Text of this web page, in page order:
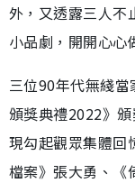
外，又透露三人不
小品劇，開開心心
三位90年代無綫
頒獎典禮2022》
現勾起觀眾集體回
檔案》張大勇、《